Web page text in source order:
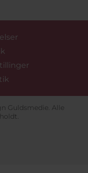
Guldsmedie. Alle